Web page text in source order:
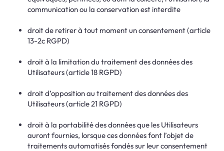
communication ou la conservation est interdite
droit de retirer à tout moment un consentement (article
13-2c RGPD)
droit à la limitation du traitement des données des
Utilisateurs (article 18 RGPD)
droit d’opposition au traitement des données des
Utilisateurs (article 21 RGPD)
droit à la portabilité des données que les Utilisateurs
auront fournies, lorsque ces données font l’objet de
traitements automatisés fondés sur leur consentement